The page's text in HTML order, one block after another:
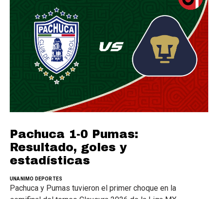
Pachuca 1-0 Pumas:
Resultado, goles y
estadísticas
UNANIMO DEPORTES
Pachuca y Pumas tuvieron el primer choque en la